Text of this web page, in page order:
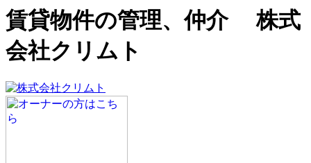
賃貸物件の管理、仲介 株式
会社クリムト